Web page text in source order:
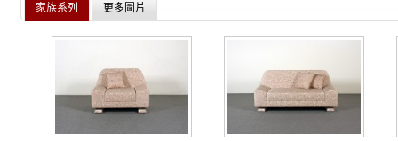
家族系列 更多圖片